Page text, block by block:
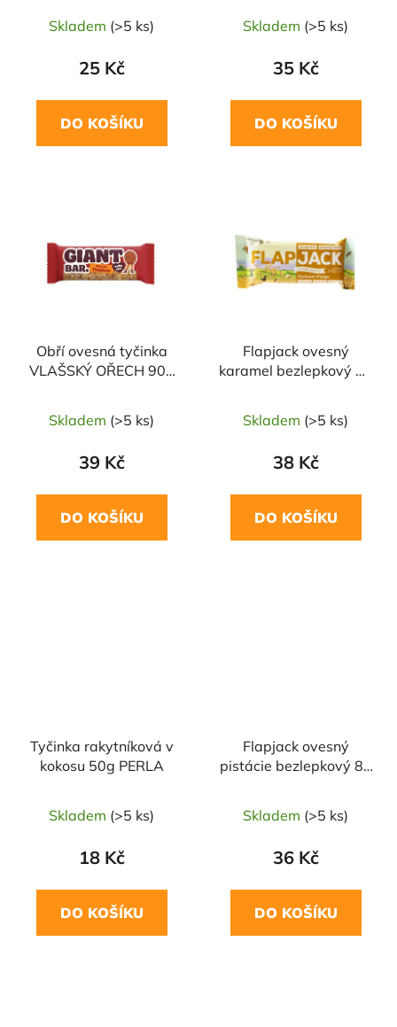
Skladem (>5 ks)
25 Kč
DO KOŠÍKU
Skladem (>5 ks)
35 Kč
DO KOŠÍKU
Obří ovesná tyčinka
VLAŠSKÝ OŘECH 90g
Skladem (>5 ks)
39 Kč
DO KOŠÍKU
Flapjack ovesný
karamel bezlepkový 80
Skladem (>5 ks)
38 Kč
DO KOŠÍKU
Tyčinka rakytníková v
kokosu 50g PERLA
Skladem (>5 ks)
18 Kč
DO KOŠÍKU
Flapjack ovesný
pistácie bezlepkový 80
Skladem (>5 ks)
36 Kč
DO KOŠÍKU